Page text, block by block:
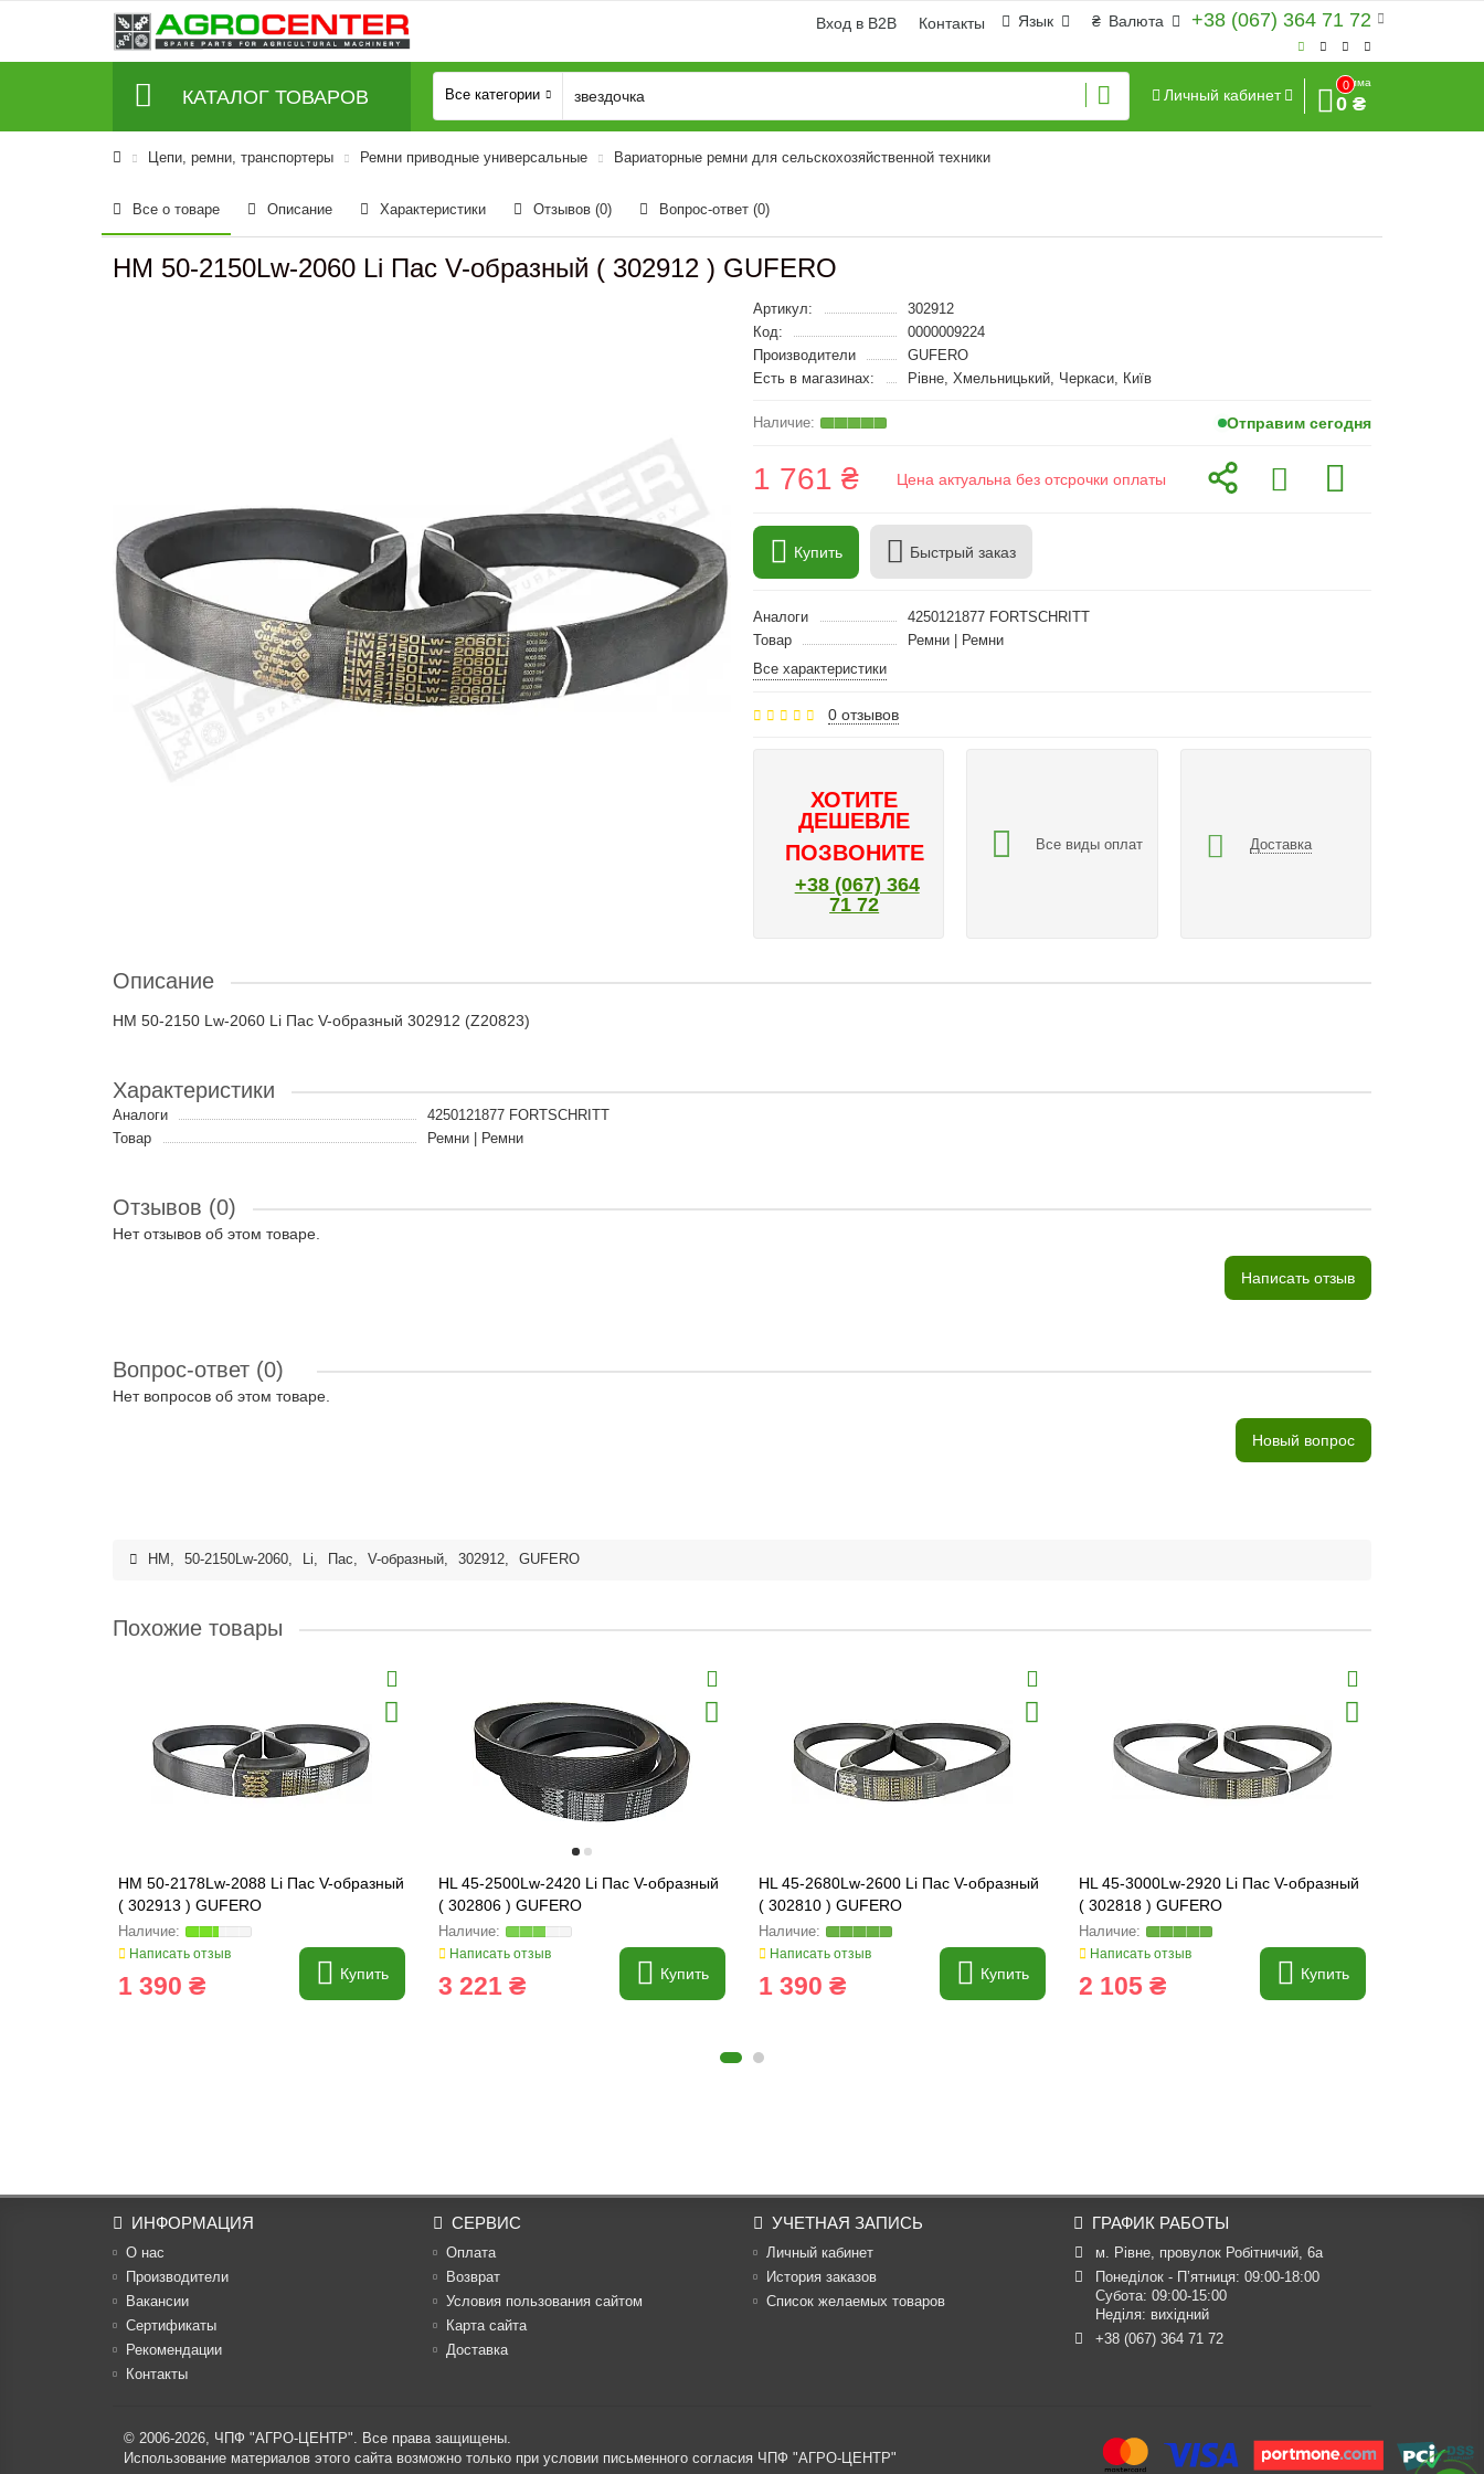
+38 (067) 364 71 72
₴ Валюта
Язык
Вход в B2B Контакты
КАТАЛОГ ТОВАРОВ Все категории Личный кабинет
0
Сумма
0 ₴
Цепи, ремни, транспортеры Ремни приводные универсальные Вариаторные ремни для сельскохозяйственной техники
Все о товаре Описание Характеристики Отзывов (0) Вопрос-ответ (0)
HM 50-2150Lw-2060 Li Пас V-образный ( 302912 ) GUFERO
Артикул:
302912
Код:
0000009224
Производители
GUFERO
Есть в магазинах:
Рівне, Хмельницький, Черкаси, Київ
Отправим сегодня
1 761 ₴ Цена актуальна без отсрочки оплаты
Купить Быстрый заказ
Аналоги
4250121877 FORTSCHRITT
Товар
Ремни | Ремни
Все характеристики
0 отзывов
ХОТИТЕ
ДЕШЕВЛЕ
ПОЗВОНИТЕ
+38 (067) 364
71 72
Все виды оплат Доставка
Описание
HM 50-2150 Lw-2060 Li Пас V-образный 302912 (Z20823)
Характеристики
Аналоги
4250121877 FORTSCHRITT
Товар
Ремни | Ремни
Отзывов (0)
Нет отзывов об этом товаре.
Написать отзыв
Вопрос-ответ (0)
Нет вопросов об этом товаре.
Новый вопрос
HM , 50-2150Lw-2060, Li, Пас, V-образный, 302912, GUFERO
Похожие товары
HM 50-2178Lw-2088 Li Пас V-образный
( 302913 ) GUFERO
Написать отзыв
1 390 ₴ Купить
HL 45-2500Lw-2420 Li Пас V-образный
( 302806 ) GUFERO
Написать отзыв
3 221 ₴ Купить
HL 45-2680Lw-2600 Li Пас V-образный
( 302810 ) GUFERO
Написать отзыв
1 390 ₴ Купить
HL 45-3000Lw-2920 Li Пас V-образный
( 302818 ) GUFERO
Написать отзыв
2 105 ₴ Купить
ИНФОРМАЦИЯ
О нас
Производители
Вакансии
Cертификаты
Рекомендации
Контакты
СЕРВИС
Оплата
Возврат
Условия пользования сайтом
Карта сайта
Доставка
УЧЕТНАЯ ЗАПИСЬ
Личный кабинет
История заказов
Список желаемых товаров
ГРАФИК РАБОТЫ
м. Рівне, провулок Робітничий, 6а
Понеділок - П’ятниця: 09:00-18:00
Субота: 09:00-15:00
Неділя: вихідний
+38 (067) 364 71 72
© 2006-2026, ЧПФ "АГРО-ЦЕНТР". Все права защищены.
Использование материалов этого сайта возможно только при условии письменного согласия ЧПФ "АГРО-ЦЕНТР"